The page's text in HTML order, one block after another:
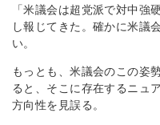
「米議会は超党派で対中強
し報じてきた。確かに米議
い。
もっとも、米議会のこの姿
ると、そこに存在するニュ
方向性を見誤る。